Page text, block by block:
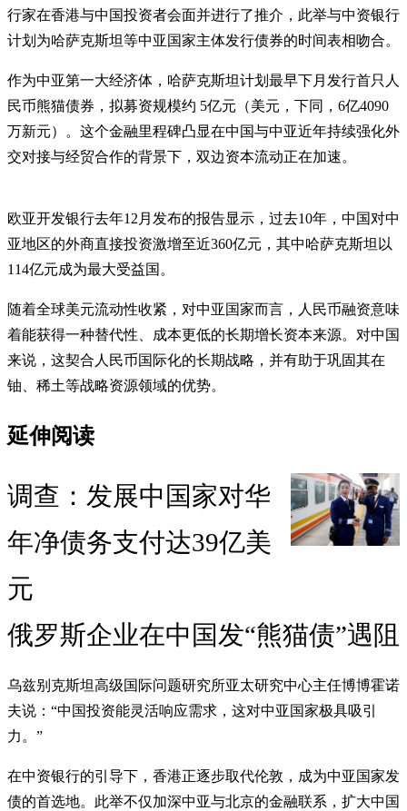
行家在香港与中国投资者会面并进行了推介，此举与中资银行
计划为哈萨克斯坦等中亚国家主体发行债券的时间表相吻合。
作为中亚第一大经济体，哈萨克斯坦计划最早下月发行首只人
民币熊猫债券，拟募资规模约 5亿元（美元，下同，6亿4090
万新元）。这个金融里程碑凸显在中国与中亚近年持续强化外
交对接与经贸合作的背景下，双边资本流动正在加速。
欧亚开发银行去年12月发布的报告显示，过去10年，中国对中
亚地区的外商直接投资激增至近360亿元，其中哈萨克斯坦以
114亿元成为最大受益国。
随着全球美元流动性收紧，对中亚国家而言，人民币融资意味
着能获得一种替代性、成本更低的长期增长资本来源。对中国
来说，这契合人民币国际化的长期战略，并有助于巩固其在
铀、稀土等战略资源领域的优势。
延伸阅读
调查：发展中国家对华
年净债务支付达39亿美
元
俄罗斯企业在中国发“熊猫债”遇阻
乌兹别克斯坦高级国际问题研究所亚太研究中心主任博博霍诺
夫说：“中国投资能灵活响应需求，这对中亚国家极具吸引
力。”
在中资银行的引导下，香港正逐步取代伦敦，成为中亚国家发
债的首选地。此举不仅加深中亚与北京的金融联系，扩大中国